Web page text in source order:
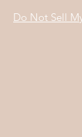
Do Not Sell